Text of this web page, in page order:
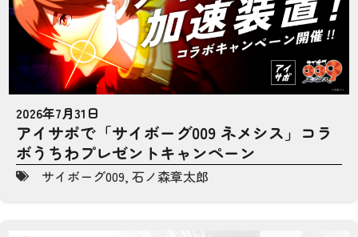
2026年7月31日
アイサポで「サイボーグ009 ネメシス」コラ
ボうちわプレゼントキャンペーン
サイボーグ009, 石ノ森章太郎